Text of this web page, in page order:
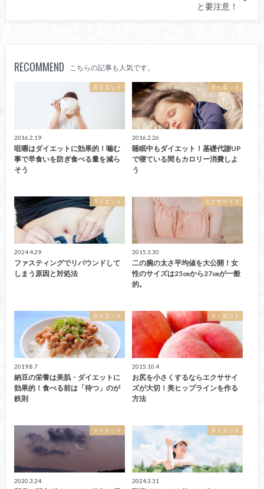
と要注意！
RECOMMEND こちらの記事も人気です。
ダイエット
2016.2.19
咀嚼はダイエットに効果的！噛む
事で早食いを防ぎ食べる量を減ら
そう
ダイエット
2016.2.26
睡眠中もダイエット！基礎代謝UP
で寝ている間もカロリー消費しよ
う
ダイエット
2024.4.29
ファスティングでリバウンドして
しまう原因と対処法
エクササイズ
2015.3.30
二の腕の太さ平均値を大公開！女
性のサイズは25㎝から27㎝が一般
的。
ダイエット
2019.8.7
納豆の栄養は美肌・ダイエットに
効果的！食べる前は「待つ」のが
鉄則
ダイエット
2015.10.4
お尻を小さくするならエクササイ
ズが大切！美ヒップラインを作る
方法
ダイエット
2020.3.24
ダイエット
2024.3.31